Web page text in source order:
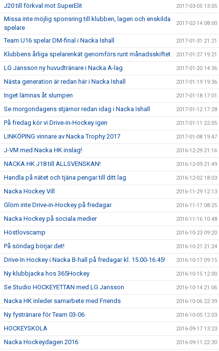
J20 till förkval mot SuperElit 2017-03-05 13:05
Missa inte möjlig sponsring till klubben, lagen och enskilda
spelare
2017-02-14 08:00
Team U16 spelar DM-final i Nacka Ishall 2017-01-31 21:21
Klubbens årliga spelarenkät genomförs runt månadsskiftet 2017-01-27 19:21
LG Jansson ny huvudtränare i Nacka A-lag 2017-01-20 14:36
Nästa generation är redan här i Nacka Ishall 2017-01-19 19:36
Inget lämnas åt slumpen 2017-01-18 17:01
Se morgondagens stjärnor redan idag i Nacka Ishall 2017-01-12 17:28
På fredag kör vi Drive-in-Hockey igen 2017-01-11 22:05
LINKÖPING vinnare av Nacka Trophy 2017 2017-01-08 19:47
J-VM med Nacka HK inslag! 2016-12-29 21:16
NACKA HK J18 till ALLSVENSKAN! 2016-12-09 21:49
Handla på nätet och tjäna pengar till ditt lag 2016-12-02 18:03
Nacka Hockey Vill 2016-11-29 12:13
Glöm inte Drive-in-Hockey på fredagar. 2016-11-17 08:25
Nacka Hockey på sociala medier 2016-11-16 10:48
Höstlovscamp 2016-10-23 09:20
På söndag börjar det! 2016-10-21 21:24
Drive-In Hockey i Nacka B-hall på fredagar kl. 15.00-16.45! 2016-10-17 09:15
Ny klubbjacka hos 365Hockey 2016-10-15 12:00
Se Studio HOCKEYETTAN med LG Jansson 2016-10-14 21:06
Nacka HK inleder samarbete med Friends 2016-10-06 22:39
Ny fystränare för Team 03-06 2016-10-05 12:03
HOCKEYSKOLA 2016-09-17 13:23
Nacka Hockeydagen 2016 2016-09-11 22:30